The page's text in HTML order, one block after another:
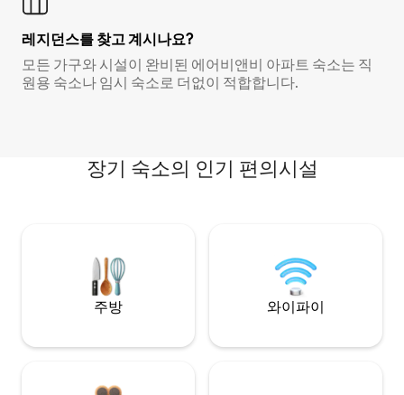
레지던스를 찾고 계시나요?
모든 가구와 시설이 완비된 에어비앤비 아파트 숙소는 직
원용 숙소나 임시 숙소로 더없이 적합합니다.
장기 숙소의 인기 편의시설
주방 와이파이